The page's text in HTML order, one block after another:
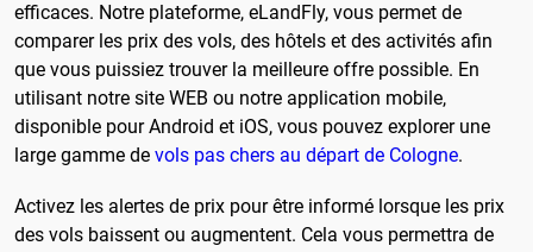
efficaces. Notre plateforme, eLandFly, vous permet de
comparer les prix des vols, des hôtels et des activités afin
que vous puissiez trouver la meilleure offre possible. En
utilisant notre site WEB ou notre application mobile,
disponible pour Android et iOS, vous pouvez explorer une
large gamme de vols pas chers au départ de Cologne.
Activez les alertes de prix pour être informé lorsque les prix
des vols baissent ou augmentent. Cela vous permettra de